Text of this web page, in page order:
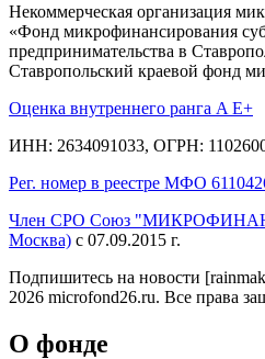
Некоммерческая организация
«Фонд микрофинансирования
предпринимательства в
Ставропольский краевой фонд
Оценка внутреннего ранга A E+
ИНН: 2634091033, ОГРН:
Рег. номер в реестре МФО
Член СРО Союз
Москва) с 07.09.2015 г.
Подпишитесь на новости
2026 microfond26.ru. Все права
О фонде